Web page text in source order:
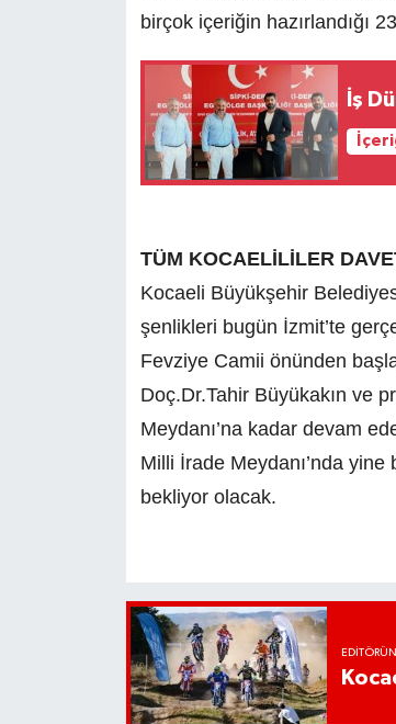
birçok içeriğin hazırlandığı
İş
TÜM KOCAELİLİLER
Kocaeli Büyükşehir
şenlikleri bugün İzmit’te
Fevziye Camii önünden
Doç.Dr.Tahir Büyükakın ve
Meydanı’na kadar devam
Milli İrade Meydanı’nda
bekliyor olacak.